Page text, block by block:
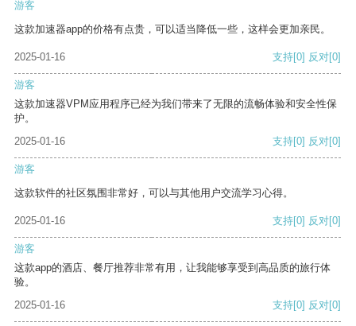
游客
这款加速器app的价格有点贵，可以适当降低一些，这样会更加亲民。
2025-01-16 支持[0] 反对[0]
游客
这款加速器VPM应用程序已经为我们带来了无限的流畅体验和安全性保
护。
2025-01-16
支持[0] 反对[0]
游客
这款软件的社区氛围非常好，可以与其他用户交流学习心得。
2025-01-16 支持[0] 反对[0]
游客
这款app的酒店、餐厅推荐非常有用，让我能够享受到高品质的旅行体
验。
2025-01-16
支持[0] 反对[0]